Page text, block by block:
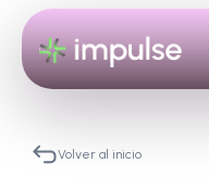
Volver al inicio